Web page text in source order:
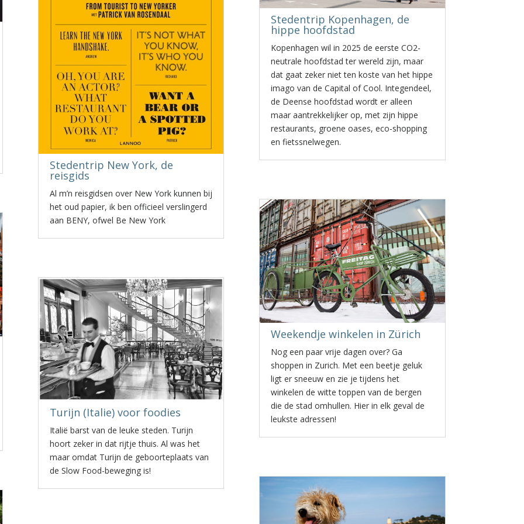
Stedentrip New York, de
reisgids
Al m’n reisgidsen over New York kunnen bij
het oud papier, ik ben officieel verslingerd
aan BENY, ofwel Be New York
Turijn (Italie) voor foodies
Italië barst van de leuke steden. Turijn
hoort zeker in dat rijtje thuis. Al was het
maar omdat Turijn de geboorteplaats van
de Slow Food-beweging is!
Stedentrip Kopenhagen, de
hippe hoofdstad
Kopenhagen wil in 2025 de eerste CO2-
neutrale hoofdstad ter wereld zijn, maar
dat gaat zeker niet ten koste van het hippe
imago van de Capital of Cool. Integendeel,
de Deense hoofdstad wordt er alleen
maar aantrekkelijker op, met zijn hippe
restaurants, groene oases, eco-shopping
en fietssnelwegen.
Weekendje winkelen in Zürich
Nog een paar vrije dagen over? Ga
shoppen in Zurich. Met een beetje geluk
ligt er sneeuw en zie je tijdens het
winkelen de witte toppen van de bergen
die de stad omhullen. Hier in elk geval de
leukste adressen!